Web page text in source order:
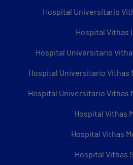
Hospital Universitario
Hospital Vithas
Hospital Universitario
Hospital Universitario Vithas
Hospital Universitario Vithas
Hospital Vithas
Hospital Vithas
Hospital Vithas